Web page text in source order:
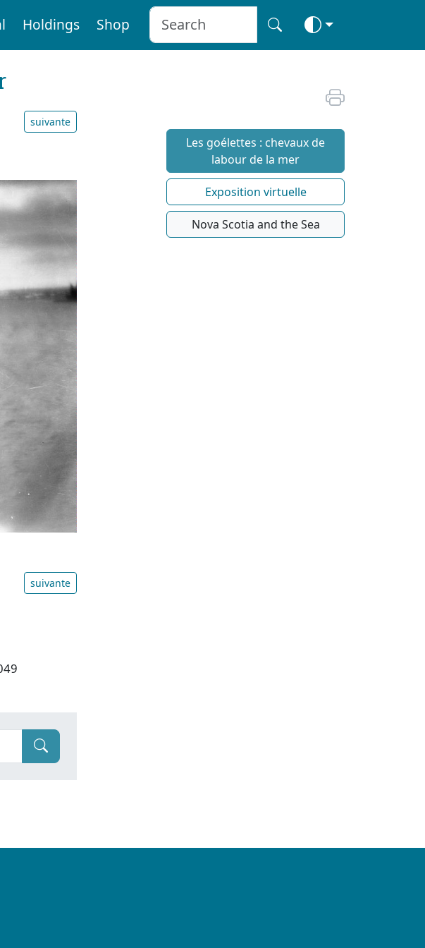
Holdings Shop
suivante
suivante
Les goélettes : chevaux de
labour de la mer
Exposition virtuelle
Nova Scotia and the Sea